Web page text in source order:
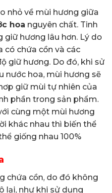
nhỏ về mùi hương giữa
hoa nguyên chất. Tinh
giữ hương lâu hơn. Lý do
có chứa cồn và các
giữ hương. Do đó, khi sử
nước hoa, mùi hương sẽ
giữ mùi tự nhiên của
phần trong sản phẩm.
cùng một mùi hương
khác nhau thì biến thể
giống nhau 100%
chứa cồn, do đó không
lại, như khi sử dụng